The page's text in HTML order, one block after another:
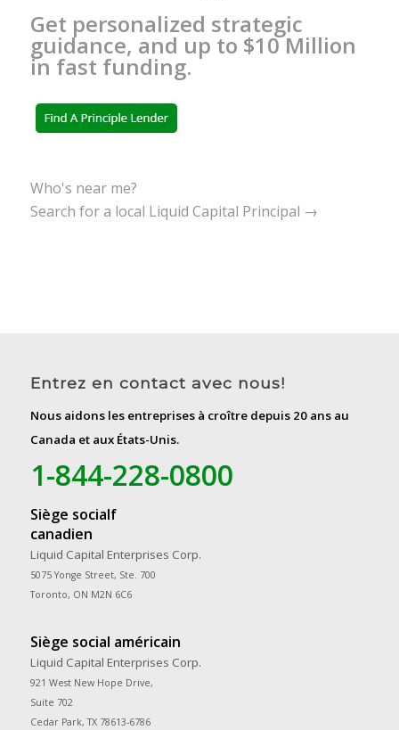
Get personalized strategic
guidance, and up to $10 Million
in fast funding.
Who's near me?
Search for a local Liquid Capital Principal →
Entrez en contact avec nous!
Nous aidons les entreprises à croître depuis 20 ans au
Canada et aux États-Unis.
1-844-228-0800
Siège socialf
canadien
Liquid Capital Enterprises Corp.
5075 Yonge Street, Ste. 700
Toronto, ON M2N 6C6
Siège social américain
Liquid Capital Enterprises Corp.
921 West New Hope Drive,
Suite 702
Cedar Park, TX 78613-6786